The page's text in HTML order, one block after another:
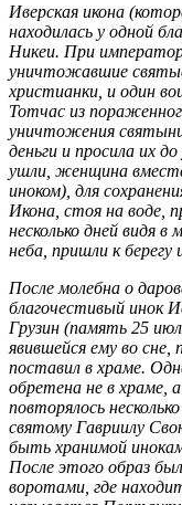
Иверская икона
находилась у одной
Никеи. При
уничтожавшие
христианки, и один
Тотчас из
уничтожения
деньги и просила их
ушли, женщина
иноком), для
Икона, стоя на воде,
несколько дней видя
неба, пришли к
После молебна о
благочестивый инок
Грузин (память 25
явившейся ему во сне,
поставил в храме.
обретена не в храме,
повторялось
святому Гавриилу
быть хранимой
После этого образ
воротами, где